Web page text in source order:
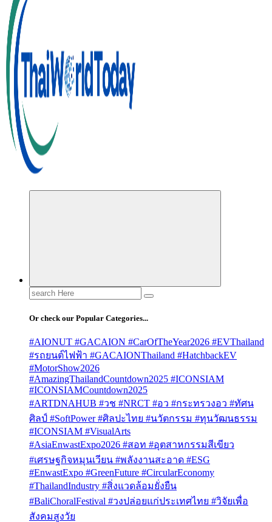
Search
for:
Or check our Popular Categories...
#AIONUT #GACAION #CarOfTheYear2026 #EVThailand
#รถยนต์ไฟฟ้า #GACAIONThailand #HatchbackEV
#MotorShow2026
#AmazingThailandCountdown2025 #ICONSIAM
#ICONSIAMCountdown2025
#ARTDNAHUB #วช #NRCT #อว #กระทรวงอว #ทัศน
ศิลป์ #SoftPower #ศิลปะไทย #นวัตกรรม #ทุนวัฒนธรรม
#ICONSIAM #VisualArts
#AsiaEnwastExpo2026 #สอท #อุตสาหกรรมสีเขียว
#เศรษฐกิจหมุนเวียน #พลังงานสะอาด #ESG
#EnwastExpo #GreenFuture #CircularEconomy
#ThailandIndustry #สิ่งแวดล้อมยั่งยืน
#BaliChoralFestival #วงปล่อยแก่ประเทศไทย #วิจัยเพื่อ
สังคมสูงวัย